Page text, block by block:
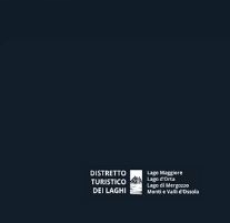
Distretto
Sede legale e